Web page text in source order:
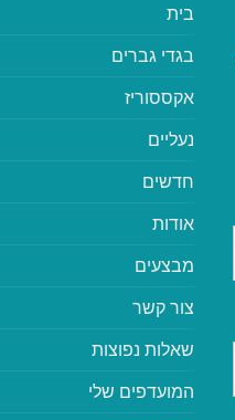
בית
בגדי גברים
אקססוריז
נעליים
חדשים
אודות
מבצעים
צור קשר
שאלות נפוצות
המועדפים שלי